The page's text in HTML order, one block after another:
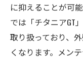
に抑えることが可
では「チタニアGT
取り扱っており、
くなります。メン